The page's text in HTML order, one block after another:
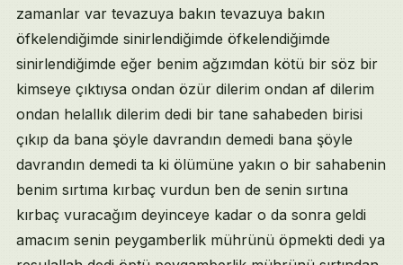
zamanlar var tevazuya bakın tevazuya bakın
öfkelendiğimde sinirlendiğimde öfkelendiğimde
sinirlendiğimde eğer benim ağzımdan kötü bir söz bir
kimseye çıktıysa ondan özür dilerim ondan af dilerim
ondan helallık dilerim dedi bir tane sahabeden birisi
çıkıp da bana şöyle davrandın demedi bana şöyle
davrandın demedi ta ki ölümüne yakın o bir sahabenin
benim sırtıma kırbaç vurdun ben de senin sırtına
kırbaç vuracağım deyinceye kadar o da sonra geldi
amacım senin peygamberlik mührünü öpmekti dedi ya